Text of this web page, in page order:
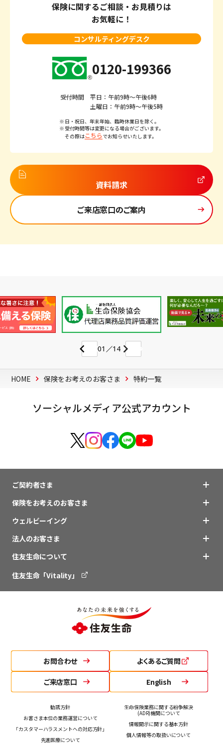
保険に関するご相談・お見積りは
お気軽に！
コンサルティングデスク
0120-199366
受付時間
平日：午前9時～午後6時
土曜日：午前9時～午後5時
日・祝日、年末年始、臨時休業日を除く。
受付時間等は変更になる場合がございます。
その際はこちら でお知らせいたします。
資料請求
ご来店窓口のご案内
01 14
HOME 保険をお考えのお客さま 特約一覧
ソーシャルメディア公式アカウント
ご契約者さま
保険をお考えのお客さま
ウェルビーイング
法人のお客さま
住友生命について
住友生命「Vitality」
お問合わせ よくあるご質問
ご来店窓口 English
勧誘方針
お客さま本位の業務運営について
「カスタマーハラスメントへの対応方針」
先進医療について
生命保険業務に関する紛争解決
(ADR)機関について
情報開示に関する基本方針
個人情報等の取扱いについて